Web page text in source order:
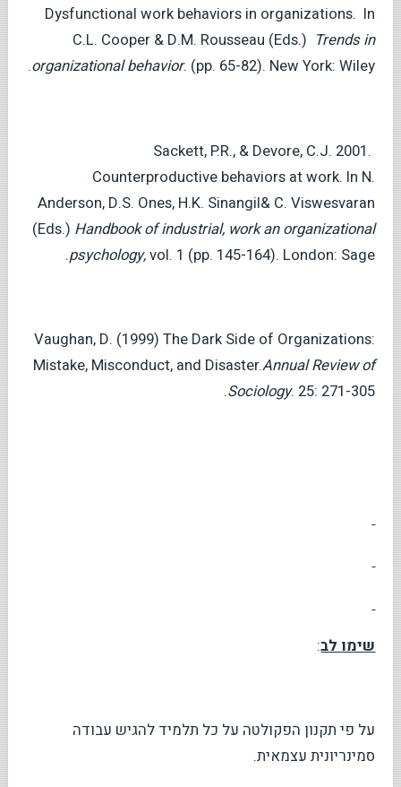
Dysfunctional work behaviors in organizations. In
C.L. Cooper & D.M. Rousseau (Eds.) Trends in
organizational behavior. (pp. 65-82). New York: Wiley.
Sackett, P.R., & Devore, C.J. 2001.
Counterproductive behaviors at work. In N.
Anderson, D.S. Ones, H.K. Sinangil& C. Viswesvaran
(Eds.) Handbook of industrial, work an organizational
psychology,vol. 1 (pp. 145-164). London: Sage.
Vaughan, D. (1999) The Dark Side of Organizations:
Mistake, Misconduct, and Disaster.Annual Review of
Sociology. 25: 271-305.
שימו לב:
על פי תקנון הפקולטה על כל תלמיד להגיש עבודה
סמינריונית עצמאית.